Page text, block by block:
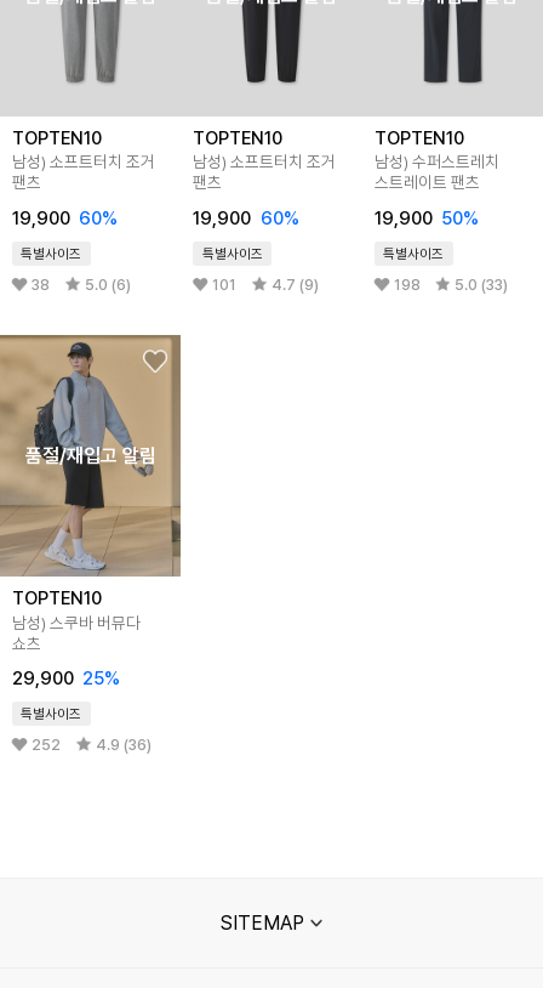
TOPTEN10
남성) 소프트터치 조거
팬츠
19,900 60%
특별사이즈
38 5.0 (6)
TOPTEN10
남성) 소프트터치 조거
팬츠
19,900 60%
특별사이즈
101 4.7 (9)
TOPTEN10
남성) 수퍼스트레치
스트레이트 팬츠
19,900 50%
특별사이즈
198 5.0 (33)
품절/재입고 알림
TOPTEN10
남성) 스쿠바 버뮤다
쇼츠
29,900 25%
특별사이즈
252 4.9 (36)
SITEMAP